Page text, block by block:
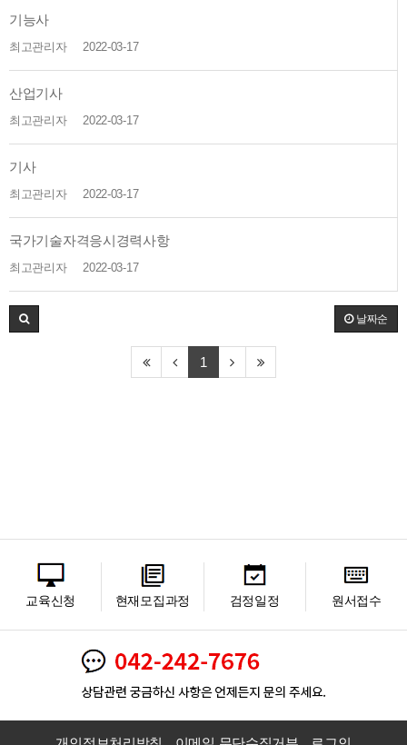
기능사
최고관리자 2022-03-17
산업기사
최고관리자 2022-03-17
기사
최고관리자 2022-03-17
국가기술자격응시경력사항
최고관리자 2022-03-17
날짜순
1
교육신청 현재모집과정 검정일정 원서접수